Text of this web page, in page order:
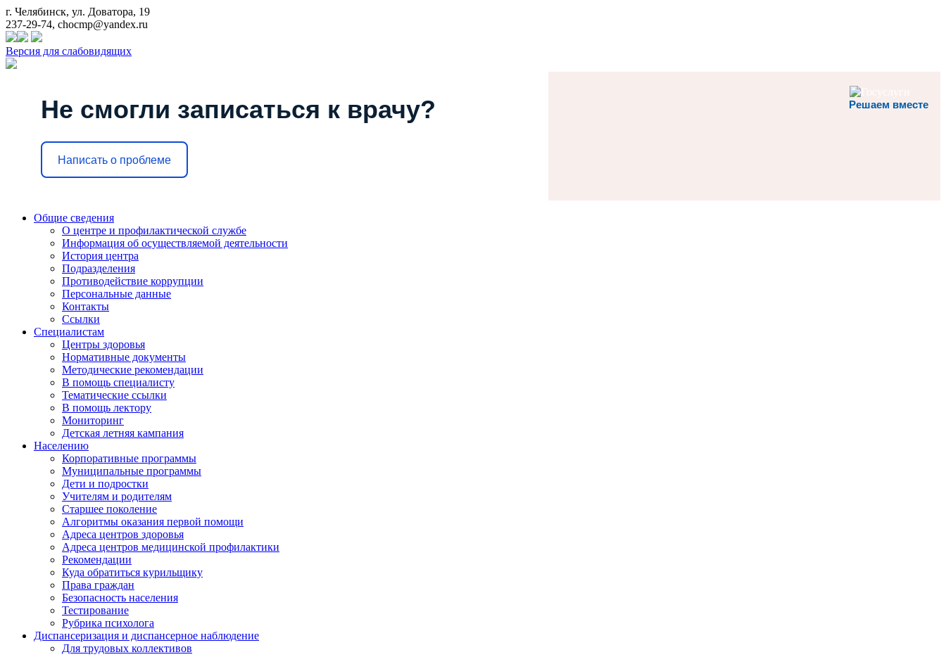
г. Челябинск, ул. Доватора, 19
237-29-74, chocmp@yandex.ru
Версия для слабовидящих
Решаем вместе
Не смогли записаться к врачу?
Написать о проблеме
Общие сведения
О центре и профилактической службе
Информация об осуществляемой деятельности
История центра
Подразделения
Противодействие коррупции
Персональные данные
Контакты
Ссылки
Специалистам
Центры здоровья
Нормативные документы
Методические рекомендации
В помощь специалисту
Тематические ссылки
В помощь лектору
Мониторинг
Детская летняя кампания
Населению
Корпоративные программы
Муниципальные программы
Дети и подростки
Учителям и родителям
Старшее поколение
Алгоритмы оказания первой помощи
Адреса центров здоровья
Адреса центров медицинской профилактики
Рекомендации
Куда обратиться курильщику
Права граждан
Безопасность населения
Тестирование
Рубрика психолога
Диспансеризация и диспансерное наблюдение
Для трудовых коллективов